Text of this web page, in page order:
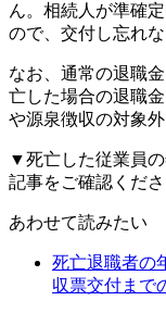
ん。相続人が準確
ので、交付し忘れ
なお、通常の退職
亡した場合の退職
や源泉徴収の対象外
▼死亡した従業員
記事をご確認くださ
あわせて読みたい
死亡退職者の
収票交付まで